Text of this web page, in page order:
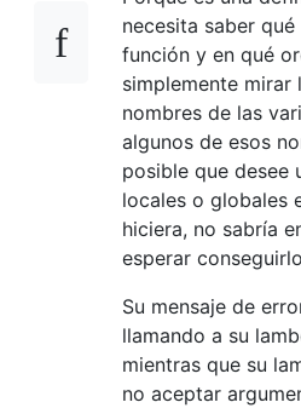
necesita saber
función y en qué
simplemente mirar
nombres de las
algunos de esos
posible que desee
locales o globales
hiciera, no sabría
esperar
Su mensaje de
llamando a su
mientras que su
no aceptar